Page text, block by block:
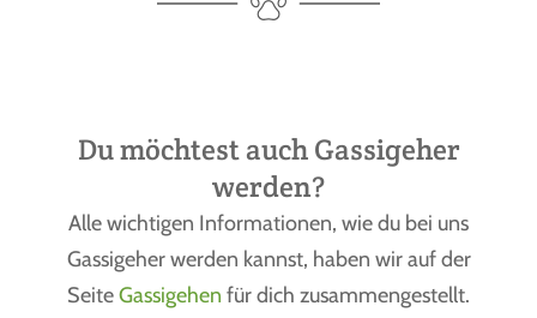
Du möchtest auch Gassigeher
werden?
Alle wichtigen Informationen, wie du bei uns
Gassigeher werden kannst, haben wir auf der
SeiteGassigehen für dich zusammengestellt.